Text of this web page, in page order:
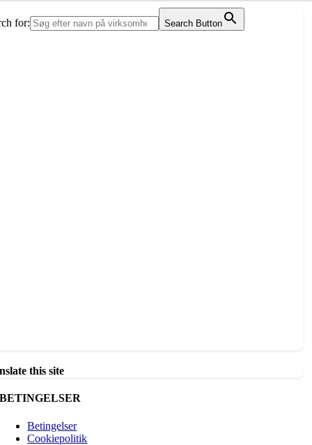
for: Search Button
this site
BETINGELSER
Betingelser
Cookiepolitik